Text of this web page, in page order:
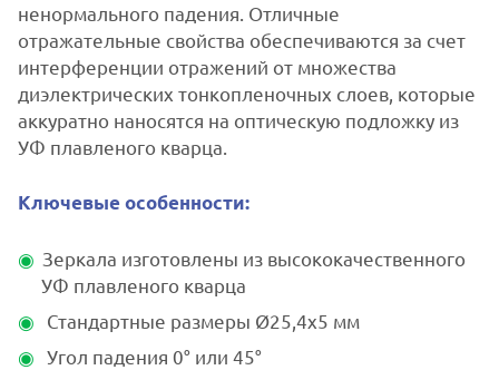
ненормального падения. Отличные
отражательные свойства обеспечиваются за счет
интерференции отражений от множества
диэлектрических тонкопленочных слоев, которые
аккуратно наносятся на оптическую подложку из
УФ плавленого кварца.
Ключевые особенности:
Зеркала изготовлены из высококачественного
УФ плавленого кварца
Стандартные размеры Ø25,4x5 мм
Угол падения 0° или 45°